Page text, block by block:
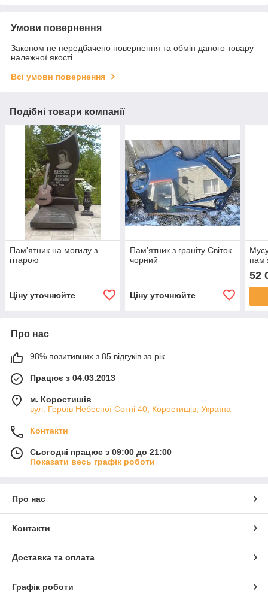
Умови повернення
Законом не передбачено повернення та обмін даного товару
належної якості
Всі умови повернення
Подібні товари компанії
Пам'ятник на могилу з
гітарою
Ціну уточнюйте
Пам’ятник з граніту Світок
чорний
Ціну уточнюйте
52
Про нас
98% позитивних з 85 відгуків за рік
Працює з 04.03.2013
м. Коростишів
вул. Героїв Небесної Сотні 40, Коростишів, Україна
Контакти
Сьогодні працює з 09:00 до 21:00
Показати весь графік роботи
Про нас
Контакти
Доставка та оплата
Графік роботи